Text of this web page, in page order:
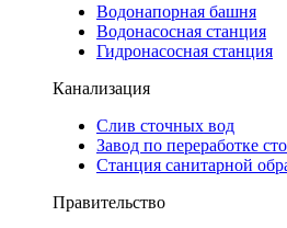
Водонапорная башня
Водонасосная станция
Гидронасосная станция
Канализация
Слив сточных вод
Завод по переработке
Станция санитарной
Правительство